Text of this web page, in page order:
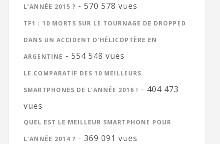
L’ANNÉE 2015 ? - 570 578 vues
TF1 : 10 MORTS SUR LE TOURNAGE DE DROPPED
DANS UN ACCIDENT D’HÉLICOPTÈRE EN
ARGENTINE - 554 548 vues
LE COMPARATIF DES 10 MEILLEURS
SMARTPHONES DE L’ANNÉE 2016 ! - 404 473
vues
QUEL EST LE MEILLEUR SMARTPHONE POUR
L’ANNÉE 2014 ? - 369 091 vues